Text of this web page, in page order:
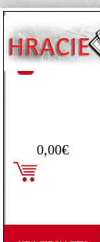
Prihlásenie
0,00€